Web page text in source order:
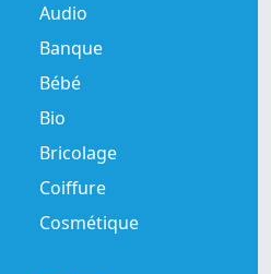
Audio
Banque
Bébé
Bio
Bricolage
Coiffure
Cosmétique